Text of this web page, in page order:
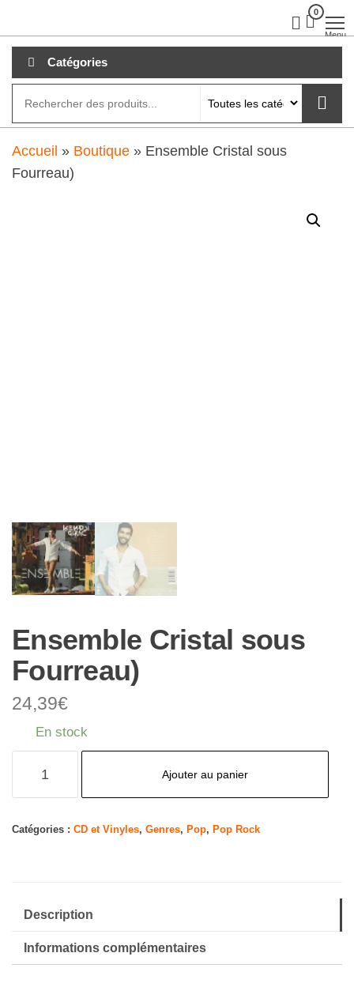
au
contenu
0
Menu
Catégories
Accueil » Boutique » Ensemble Cristal sous
Fourreau)
Ensemble Cristal sous
Fourreau)
24,39€
En stock
Cristal
Ajouter au panier
Catégories : CD et Vinyles, Genres, Pop, Pop Rock
Description
Informations complémentaires